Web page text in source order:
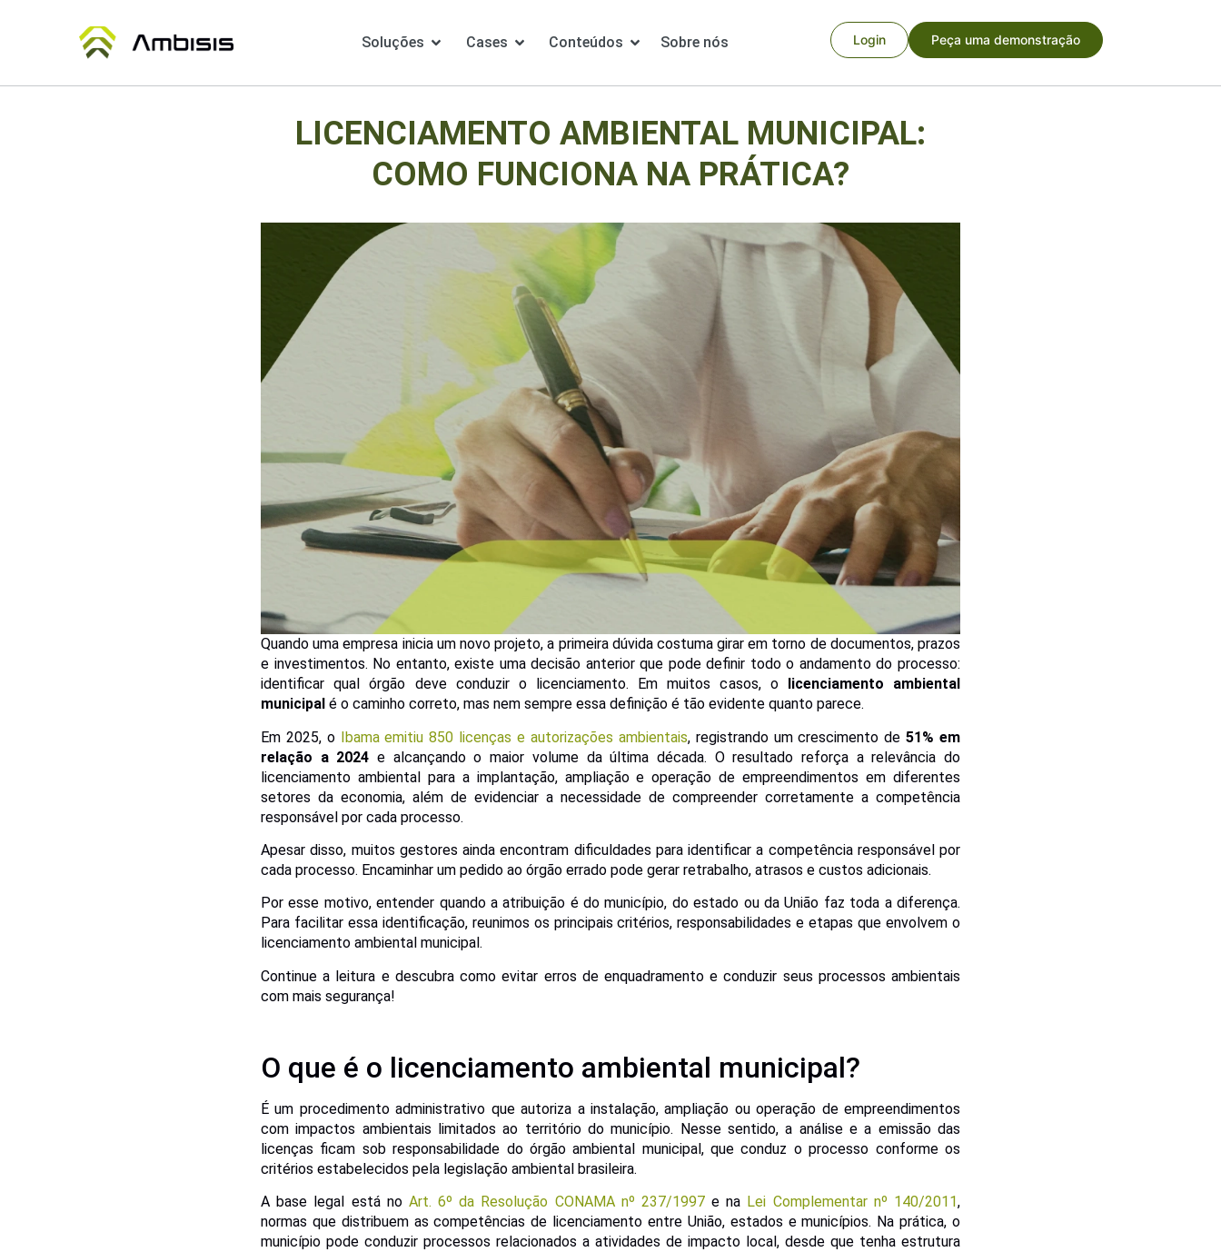
Soluções Cases Conteúdos Sobre nós Login Peça uma demonstração
LICENCIAMENTO AMBIENTAL MUNICIPAL:
COMO FUNCIONA NA PRÁTICA?
Quando uma empresa inicia um novo projeto, a primeira dúvida costuma girar em torno de documentos, prazos
e investimentos. No entanto, existe uma decisão anterior que pode definir todo o andamento do processo:
identificar qual órgão deve conduzir o licenciamento. Em muitos casos, o
licenciamento ambiental
municipal é o caminho correto, mas nem sempre essa definição é tão evidente quanto parece.
Em 2025, o Ibama emitiu 850 licenças e autorizações ambientais, registrando um crescimento de51% em
relação a 2024 e alcançando o maior volume da última década. O resultado reforça a relevância do
licenciamento ambiental para a implantação, ampliação e operação de empreendimentos em diferentes
setores da economia, além de evidenciar a necessidade de compreender corretamente a competência
responsável por cada processo.
Apesar disso, muitos gestores ainda encontram dificuldades para identificar a competência responsável por
cada processo. Encaminhar um pedido ao órgão errado pode gerar retrabalho, atrasos e custos adicionais.
Por esse motivo, entender quando a atribuição é do município, do estado ou da União faz toda a diferença.
Para facilitar essa identificação, reunimos os principais critérios, responsabilidades e etapas que envolvem o
licenciamento ambiental municipal.
Continue a leitura e descubra como evitar erros de enquadramento e conduzir seus processos ambientais
com mais segurança!
O que é o licenciamento ambiental municipal?
É um procedimento administrativo que autoriza a instalação, ampliação ou operação de empreendimentos
com impactos ambientais limitados ao território do município. Nesse sentido, a análise e a emissão das
licenças ficam sob responsabilidade do órgão ambiental municipal, que conduz o processo conforme os
critérios estabelecidos pela legislação ambiental brasileira.
A base legal está no Art. 6º da Resolução CONAMA nº 237/1997e na Lei Complementar nº 140/2011,
normas que distribuem as competências de licenciamento entre União, estados e municípios. Na prática, o
município pode conduzir processos relacionados a atividades de impacto local, desde que tenha estrutura